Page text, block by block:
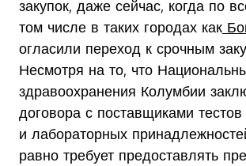
закупок, даже сейчас, когда по
том числе в таких городах как
огласили переход к срочным
Несмотря на то, что
здравоохранения Колумбии
договора с поставщиками тестов
и лабораторных
равно требует предоставлять